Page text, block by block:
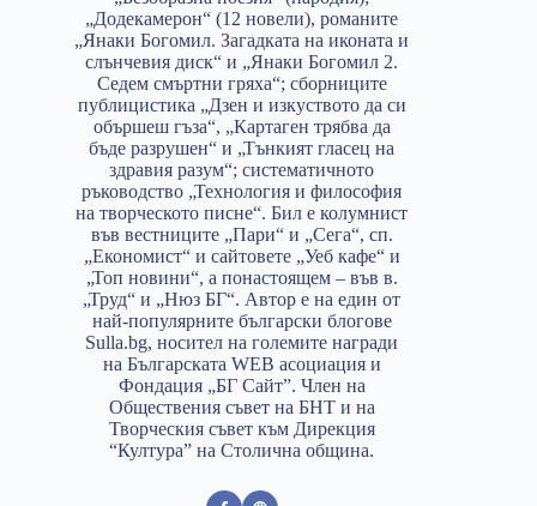
„Додекамерон“ (12 новели), романите
„Янаки Богомил. Загадката на иконата и
слънчевия диск“ и „Янаки Богомил 2.
Седем смъртни гряха“; сборниците
публицистика „Дзен и изкуството да си
обършеш гъза“, „Картаген трябва да
бъде разрушен“ и „Тънкият гласец на
здравия разум“; систематичното
ръководство „Технология и философия
на творческото писне“. Бил е колумнист
във вестниците „Пари“ и „Сега“, сп.
„Економист“ и сайтовете „Уеб кафе“ и
„Топ новини“, а понастоящем – във в.
„Труд“ и „Нюз БГ“. Автор е на един от
най-популярните български блогове
Sulla.bg, носител на големите награди
на Българската WEB асоциация и
Фондация „БГ Сайт”. Член на
Обществения съвет на БНТ и на
Творческия съвет към Дирекция
“Култура” на Столична община.